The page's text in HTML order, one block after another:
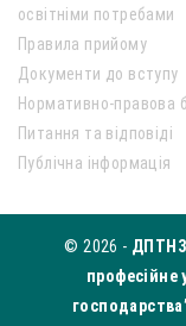
освітніми потребами
Правила прийому
Документи до вступу
Нормативно-правова
Питання та відповіді
Публічна інформація
© 2026 - ДПТНЗ
професійне